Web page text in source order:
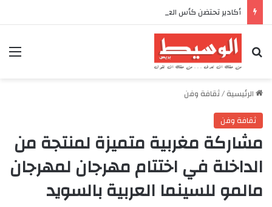
بحث عن
الرئيسية/ثقافة وفن
ثقافة وفن
مشاركة مغربية متميزة لمنتجة من
الداخلة في اختتام مهرجان لمهرجان
مالمو للسينما العربية بالسويد